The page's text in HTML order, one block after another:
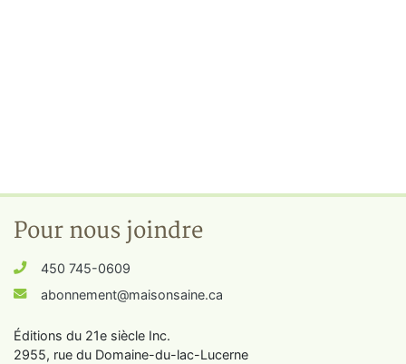
Pour nous joindre
450 745-0609
abonnement@maisonsaine.ca
Éditions du 21e siècle Inc.
2955, rue du Domaine-du-lac-Lucerne